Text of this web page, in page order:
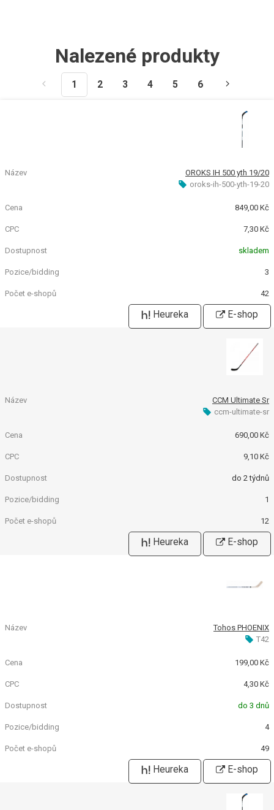
Nalezené produkty
1 2 3 4 5 6
OROKS IH 500 yth 19/20
oroks-ih-500-yth-19-20
849,00 Kč
7,30 Kč
skladem
3
42
Heureka E-shop
CCM Ultimate Sr
ccm-ultimate-sr
690,00 Kč
9,10 Kč
do 2 týdnů
1
12
Heureka E-shop
Tohos PHOENIX
T42
199,00 Kč
4,30 Kč
do 3 dnů
4
49
Heureka E-shop